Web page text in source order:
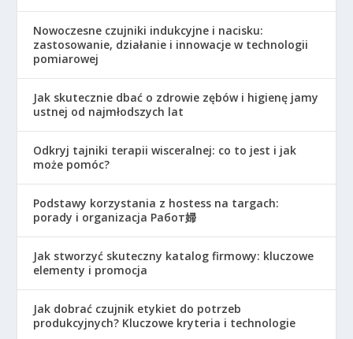
Nowoczesne czujniki indukcyjne i nacisku:
zastosowanie, działanie i innowacje w technologii
pomiarowej
Jak skutecznie dbać o zdrowie zębów i higienę jamy
ustnej od najmłodszych lat
Odkryj tajniki terapii wisceralnej: co to jest i jak
może pomóc?
Podstawy korzystania z hostess na targach:
porady i organizacja Работ婦
Jak stworzyć skuteczny katalog firmowy: kluczowe
elementy i promocja
Jak dobrać czujnik etykiet do potrzeb
produkcyjnych? Kluczowe kryteria i technologie